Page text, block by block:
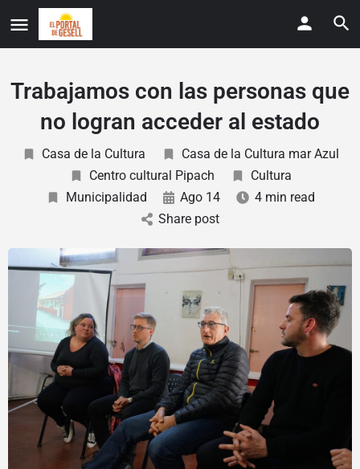
Trabajamos con las personas que
no logran acceder al estado
Casa de la Cultura
Casa de la Cultura mar Azul
Centro cultural Pipach
Cultura
Municipalidad
Ago 14
4 min read
Share post